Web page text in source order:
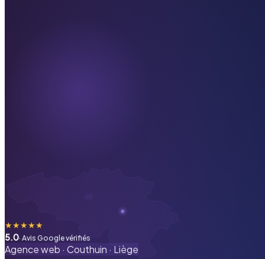
★★★★★
5.0· Avis Google vérifiés
Agence web · Couthuin · Liège